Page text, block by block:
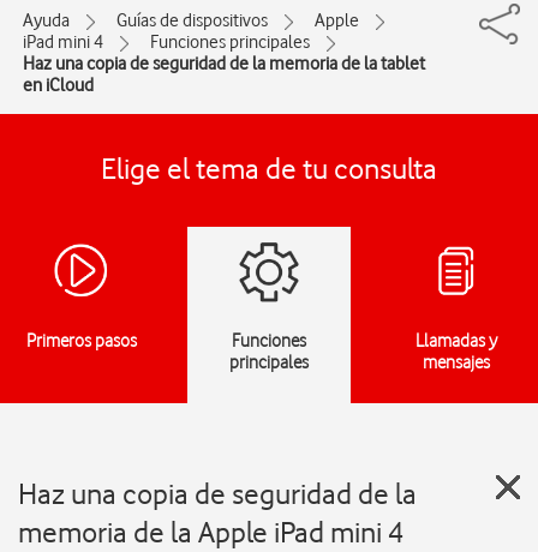
Ayuda Guías de dispositivos
Apple
iPad mini 4
Funciones principales
Haz una copia de seguridad de la memoria de la tablet
en iCloud
Elige el tema de tu consulta
Primeros pasos
Funciones
principales
Llamadas y
mensajes
Haz una copia de seguridad de la
memoria de la Apple iPad mini 4